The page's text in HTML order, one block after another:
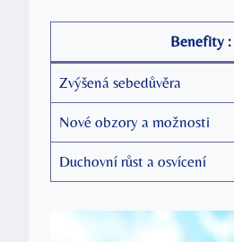
Benefity :
Zvýšená sebedůvěra
Nové obzory a možnosti
Duchovní růst a osvícení